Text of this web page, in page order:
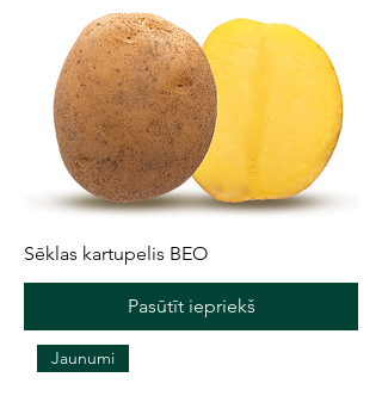
Sēklas kartupelis BEO
Pasūtīt iepriekš
Jaunumi